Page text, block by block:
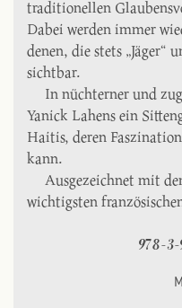
traditionellen
Dabei werden immer
denen, die stets „Jäger“
sichtbar.
In nüchterner und
Yanick Lahens ein
Haitis, deren
kann.
Ausgezeichnet mit
wichtigsten
978-